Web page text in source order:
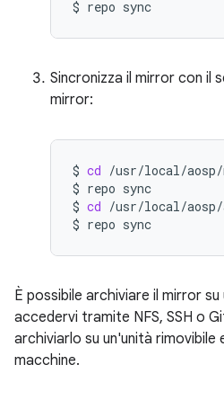
$ repo
Sincronizza il mirror con il
mirror:
$ cd /usr/local/
$ repo sync
$ cd /usr/local/
$ repo
È possibile archiviare il mirror su
accedervi tramite NFS, SSH o
archiviarlo su un'unità
macchine.